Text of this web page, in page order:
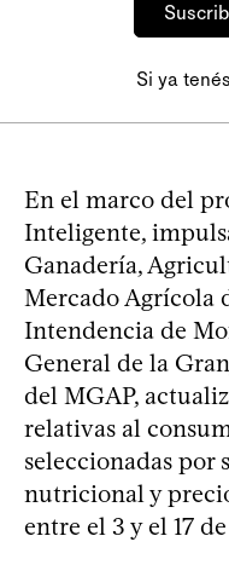
Si ya
En el marco del
Inteligente,
Ganadería,
Mercado Agrícola
Intendencia de
General de la
del MGAP,
relativas al
seleccionadas por
nutricional y
entre el 3 y el 17